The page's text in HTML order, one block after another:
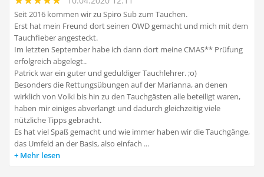
Seit 2016 kommen wir zu Spiro Sub zum Tauchen.
Erst hat mein Freund dort seinen OWD gemacht und mich mit dem
Tauchfieber angesteckt.
Im letzten September habe ich dann dort meine CMAS** Prüfung
erfolgreich abgelegt..
Patrick war ein guter und geduldiger Tauchlehrer. ;o)
Besonders die Rettungsübungen auf der Marianna, an denen
wirklich von Volki bis hin zu den Tauchgästen alle beteiligt waren,
haben mir einiges abverlangt und dadurch gleichzeitig viele
nützliche Tipps gebracht.
Es hat viel Spaß gemacht und wie immer haben wir die Tauchgänge,
das Umfeld an der Basis, also einfach ...
Mehr lesen